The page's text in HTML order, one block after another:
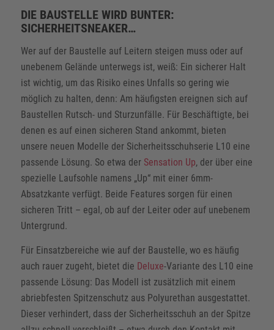
DIE BAUSTELLE WIRD BUNTER:
SICHERHEITSNEAKER…
Wer auf der Baustelle auf Leitern steigen muss oder auf
unebenem Gelände unterwegs ist, weiß: Ein sicherer Halt
ist wichtig, um das Risiko eines Unfalls so gering wie
möglich zu halten, denn: Am häufigsten ereignen sich auf
Baustellen Rutsch- und Sturzunfälle. Für Beschäftigte, bei
denen es auf einen sicheren Stand ankommt, bieten
unsere neuen Modelle der Sicherheitsschuhserie L10 eine
passende Lösung. So etwa der Sensation Up, der über eine
spezielle Laufsohle namens „Up“ mit einer 6mm-
Absatzkante verfügt. Beide Features sorgen für einen
sicheren Tritt – egal, ob auf der Leiter oder auf unebenem
Untergrund.
Für Einsatzbereiche wie auf der Baustelle, wo es häufig
auch rauer zugeht, bietet die Deluxe-Variante des L10 eine
passende Lösung: Das Modell ist zusätzlich mit einem
abriebfesten Spitzenschutz aus Polyurethan ausgestattet.
Dieser verhindert, dass der Sicherheitsschuh an der Spitze